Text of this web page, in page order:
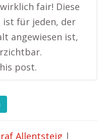
fair! Diese
ist für jeden, der
angewiesen ist,
post.
Allentsteig |